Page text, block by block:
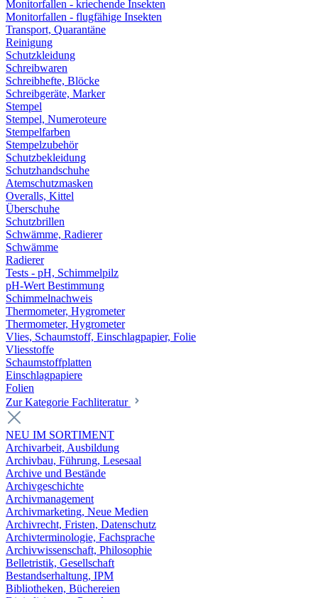
Monitorfallen - kriechende Insekten
Monitorfallen - flugfähige Insekten
Transport, Quarantäne
Reinigung
Schutzkleidung
Schreibwaren
Schreibhefte, Blöcke
Schreibgeräte, Marker
Stempel
Stempel, Numeroteure
Stempelfarben
Stempelzubehör
Schutzbekleidung
Schutzhandschuhe
Atemschutzmasken
Overalls, Kittel
Überschuhe
Schutzbrillen
Schwämme, Radierer
Schwämme
Radierer
Tests - pH, Schimmelpilz
pH-Wert Bestimmung
Schimmelnachweis
Thermometer, Hygrometer
Thermometer, Hygrometer
Vlies, Schaumstoff, Einschlagpapier, Folie
Vliesstoffe
Schaumstoffplatten
Einschlagpapiere
Folien
Zur Kategorie Fachliteratur
NEU IM SORTIMENT
Archivarbeit, Ausbildung
Archivbau, Führung, Lesesaal
Archive und Bestände
Archivgeschichte
Archivmanagement
Archivmarketing, Neue Medien
Archivrecht, Fristen, Datenschutz
Archivterminologie, Fachsprache
Archivwissenschaft, Philosophie
Belletristik, Gesellschaft
Bestandserhaltung, IPM
Bibliotheken, Büchereien